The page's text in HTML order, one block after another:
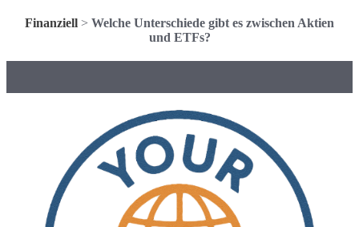
Finanziell > Welche Unterschiede gibt es zwischen Aktien
und ETFs?